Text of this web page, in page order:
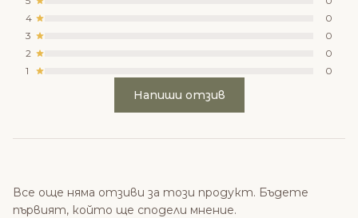
4
0
3
0
2
0
1
0
Напиши отзив
Все още няма отзиви за този продукт. Бъдете
първият, който ще сподели мнение.